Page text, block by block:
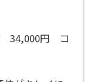
34,000円 コ